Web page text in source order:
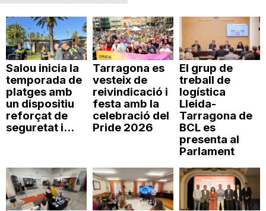
r
a
g
n
Salou inicia la
temporada de
platges amb
un dispositiu
reforçat de
seguretat i...
Tarragona es
vesteix de
reivindicació i
festa amb la
celebració del
Pride 2026
El grup de
treball de
logística
Lleida-
Tarragona de
BCL es
presenta al
Parlament